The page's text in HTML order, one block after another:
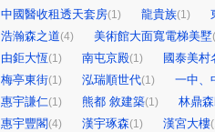
中國醫收租透天套房(1) 龍貴族(1)
浩瀚森之道(4) 美術館大面寬電梯美墅
由鉅大恆(1) 南屯京殿(1) 國泰美村
梅亭東街(1) 泓瑞順世代(1) 一中、
惠宇謙仁(1) 熊都 敘建築(1) 林鼎
惠宇豐閣(4) 漢宇琢森(1) 漢宮大樓